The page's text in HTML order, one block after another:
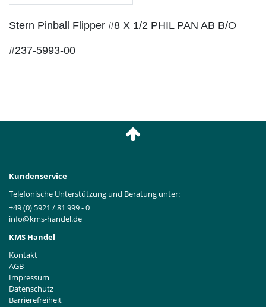
Stern Pinball Flipper #8 X 1/2 PHIL PAN AB B/O
#237-5993-00
Kundenservice
Telefonische Unterstützung und Beratung unter:
+49 (0) 5921 / 81 999 - 0
info@kms-handel.de
KMS Handel
Kontakt
AGB
Impressum
Datenschutz
Barrierefreiheit